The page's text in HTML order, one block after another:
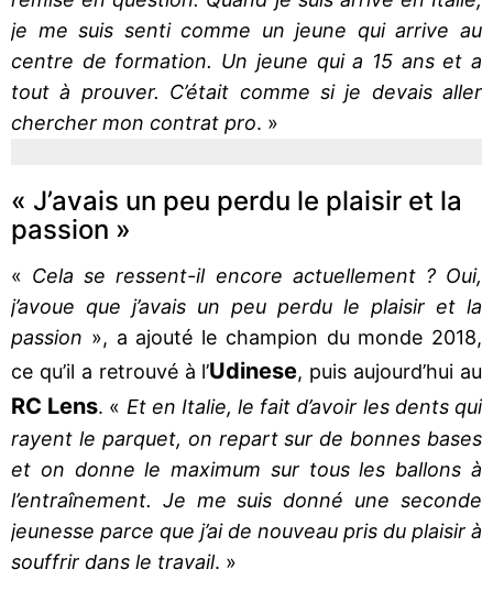
je me suis senti comme un jeune qui arrive au
centre de formation. Un jeune qui a 15 ans et a
tout à prouver. C’était comme si je devais aller
chercher mon contrat pro. »
« J’avais un peu perdu le plaisir et la
passion »
« Cela se ressent-il encore actuellement ? Oui,
j’avoue que j’avais un peu perdu le plaisir et la
passion », a ajouté le champion du monde 2018,
ce qu’il a retrouvé à l’Udinese, puis aujourd’hui au
RC Lens. « Et en Italie, le fait d’avoir les dents qui
rayent le parquet, on repart sur de bonnes bases
et on donne le maximum sur tous les ballons à
l’entraînement. Je me suis donné une seconde
jeunesse parce que j’ai de nouveau pris du plaisir à
souffrir dans le travail. »